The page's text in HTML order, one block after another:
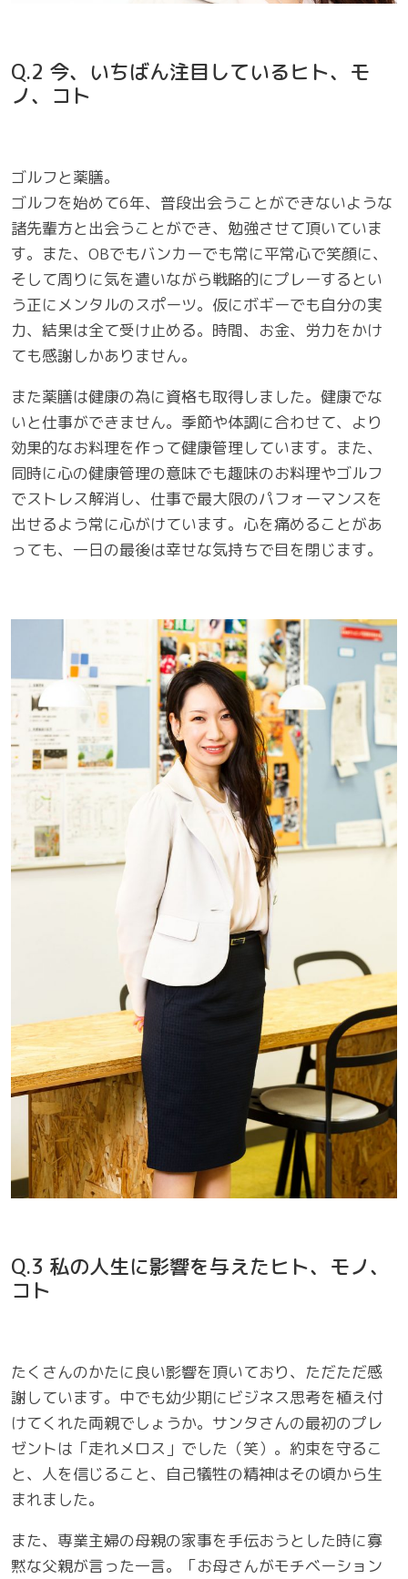
Q.2 今、いちばん注目しているヒト、モ
ノ、コト
ゴルフと薬膳。
ゴルフを始めて6年、普段出会うことができないような
諸先輩方と出会うことができ、勉強させて頂いていま
す。また、OBでもバンカーでも常に平常心で笑顔に、
そして周りに気を遣いながら戦略的にプレーするとい
う正にメンタルのスポーツ。仮にボギーでも自分の実
力、結果は全て受け止める。時間、お金、労力をかけ
ても感謝しかありません。
また薬膳は健康の為に資格も取得しました。健康でな
いと仕事ができません。季節や体調に合わせて、より
効果的なお料理を作って健康管理しています。また、
同時に心の健康管理の意味でも趣味のお料理やゴルフ
でストレス解消し、仕事で最大限のパフォーマンスを
出せるよう常に心がけています。心を痛めることがあ
っても、一日の最後は幸せな気持ちで目を閉じます。
Q.3 私の人生に影響を与えたヒト、モノ、
コト
たくさんのかたに良い影響を頂いており、ただただ感
謝しています。中でも幼少期にビジネス思考を植え付
けてくれた両親でしょうか。サンタさんの最初のプレ
ゼントは「走れメロス」でした（笑）。約束を守るこ
と、人を信じること、自己犠牲の精神はその頃から生
まれました。
また、専業主婦の母親の家事を手伝おうとした時に寡
黙な父親が言った一言。「お母さんがモチベーション